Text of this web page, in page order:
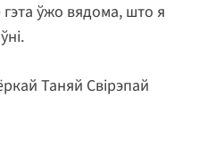
ўжо вядома, што я
Таняй Свірэпай